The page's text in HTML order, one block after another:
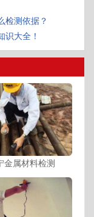
检测依据？
识大全！
金属材料检测